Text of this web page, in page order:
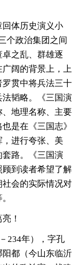
回体历史演义小
个政治集团之间
之乱、群雄逐
阔的背景上，上
贯中将兵法三十
韬略。《三国演
地理名称、主要
是在《三国志》
进行夸张、美
路。《三国演
到读者希望了解
会的实际情况对
！
234年），字孔
都（今山东临沂